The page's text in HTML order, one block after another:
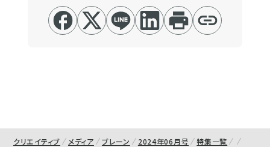
クリエイティブ メディア ブレーン 2024年06月号 特集一覧